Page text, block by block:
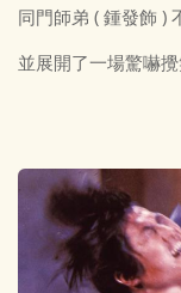
同門師弟 ( 鍾發飾 )
並展開了一場驚嚇